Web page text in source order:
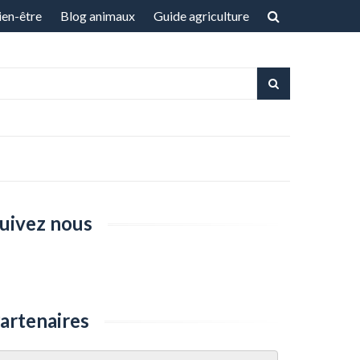
être Blog animaux Guide agriculture
nous